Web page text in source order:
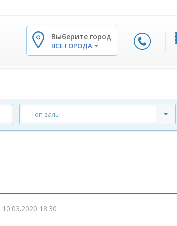
Выберите город
ВСЕ ГОРОДА
-- Топ залы --
10.03.2020 18:30